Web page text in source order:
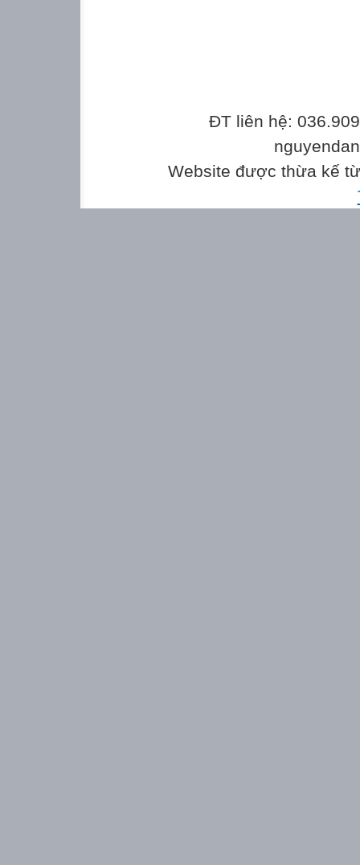
ĐT liên hệ:
Website được thừa kế